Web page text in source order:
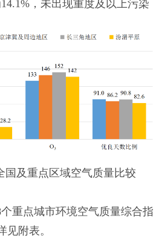
，未出现重度及以上污染
国及重点区域空气质量比较
点城市环境空气质量综合指
见附表。